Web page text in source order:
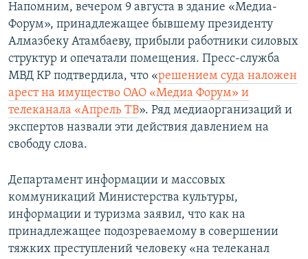
Напомним, вечером 9 августа в здание «Медиа-
Форум», принадлежащее бывшему президенту
Алмазбеку Атамбаеву, прибыли работники силовых
структур и опечатали помещения. Пресс-служба
МВД КР подтвердила, что «решением суда наложен
арест на имущество ОАО «Медиа Форум» и
телеканала «Апрель ТВ». Ряд медиаорганизаций и
экспертов назвали эти действия давлением на
свободу слова.
Департамент информации и массовых
коммуникаций Министерства культуры,
информации и туризма заявил, что как на
принадлежащее подозреваемому в совершении
тяжких преступлений человеку «на телеканал